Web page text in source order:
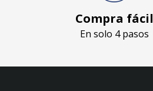
Compra fácil
En solo 4 pasos